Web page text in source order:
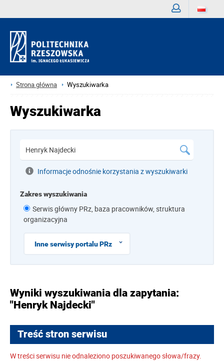
Strona główna Wyszukiwarka
Wyszukiwarka
Informacje odnośnie korzystania z wyszukiwarki
Zakres wyszukiwania
Serwis główny PRz, baza pracowników, struktura
organizacyjna
Inne serwisy portalu PRz
Wyniki wyszukiwania dla zapytania:
"Henryk Najdecki"
Treść stron serwisu
W treści serwisu nie odnaleziono poszukiwanego słowa/frazy.